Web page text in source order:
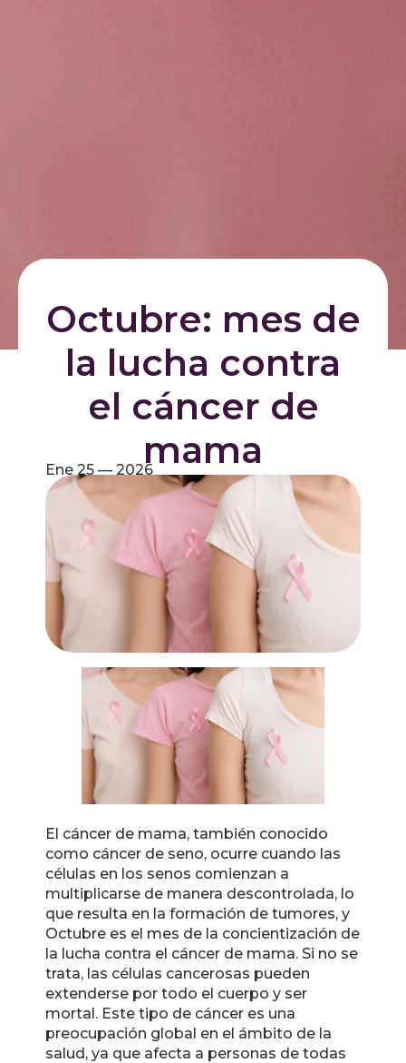
Octubre: mes de
la lucha contra
el cáncer de
mama
Ene 25 — 2026
El cáncer de mama, también conocido
como cáncer de seno, ocurre cuando las
células en los senos comienzan a
multiplicarse de manera descontrolada, lo
que resulta en la formación de tumores, y
Octubre es el mes de la concientización de
la lucha contra el cáncer de mama. Si no se
trata, las células cancerosas pueden
extenderse por todo el cuerpo y ser
mortal. Este tipo de cáncer es una
preocupación global en el ámbito de la
salud, ya que afecta a personas de todas